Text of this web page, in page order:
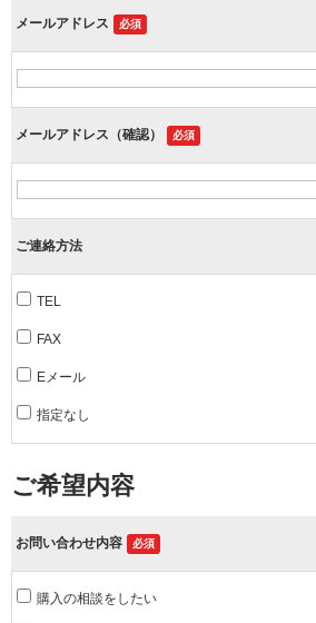
メールアドレス 必須
メールアドレス（確認） 必須
ご連絡方法
TEL
FAX
Eメール
指定なし
ご希望内容
お問い合わせ内容 必須
購入の相談をしたい